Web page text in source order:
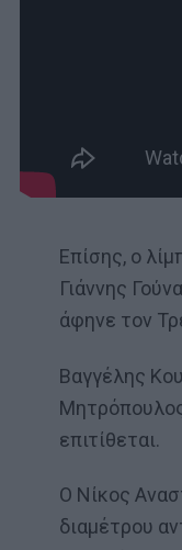
Επίσης, ο
Γιάννης
άφηνε τον
Βαγγέλης
επιτίθεται.
Ο Νίκος
διαμέτρου